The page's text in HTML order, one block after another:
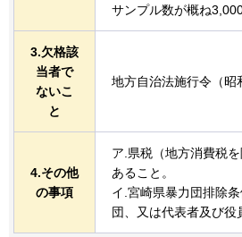
サンプル数が概ね
3.欠格該
当者で
ないこ
と
地方自治法施行令（
4.その他
の事項
ア.県税（地方消費税
あること。
イ.宮崎県暴力団排除
団、又は代表者及び